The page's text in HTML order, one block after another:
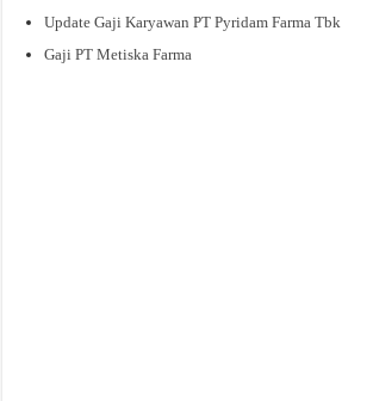
Update Gaji Karyawan PT Pyridam Farma Tbk
Gaji PT Metiska Farma